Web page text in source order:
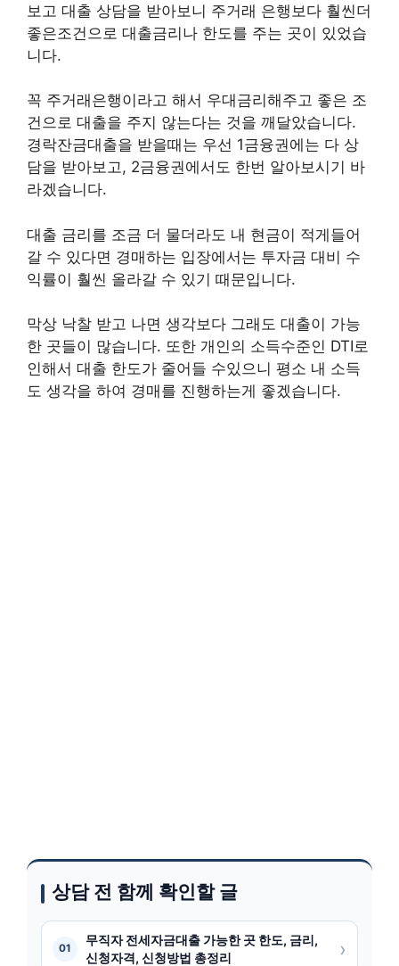
보고 대출 상담을 받아보니 주거래 은행보다 훨씬더
좋은조건으로 대출금리나 한도를 주는 곳이 있었습
니다.
꼭 주거래은행이라고 해서 우대금리해주고 좋은 조
건으로 대출을 주지 않는다는 것을 깨달았습니다.
경락잔금대출을 받을때는 우선 1금융권에는 다 상
담을 받아보고, 2금융권에서도 한번 알아보시기 바
라겠습니다.
대출 금리를 조금 더 물더라도 내 현금이 적게들어
갈 수 있다면 경매하는 입장에서는 투자금 대비 수
익률이 훨씬 올라갈 수 있기 때문입니다.
막상 낙찰 받고 나면 생각보다 그래도 대출이 가능
한 곳들이 많습니다. 또한 개인의 소득수준인 DTI로
인해서 대출 한도가 줄어들 수있으니 평소 내 소득
도 생각을 하여 경매를 진행하는게 좋겠습니다.
상담 전 함께 확인할 글
01
무직자 전세자금대출 가능한 곳 한도, 금리,
신청자격, 신청방법 총정리
›